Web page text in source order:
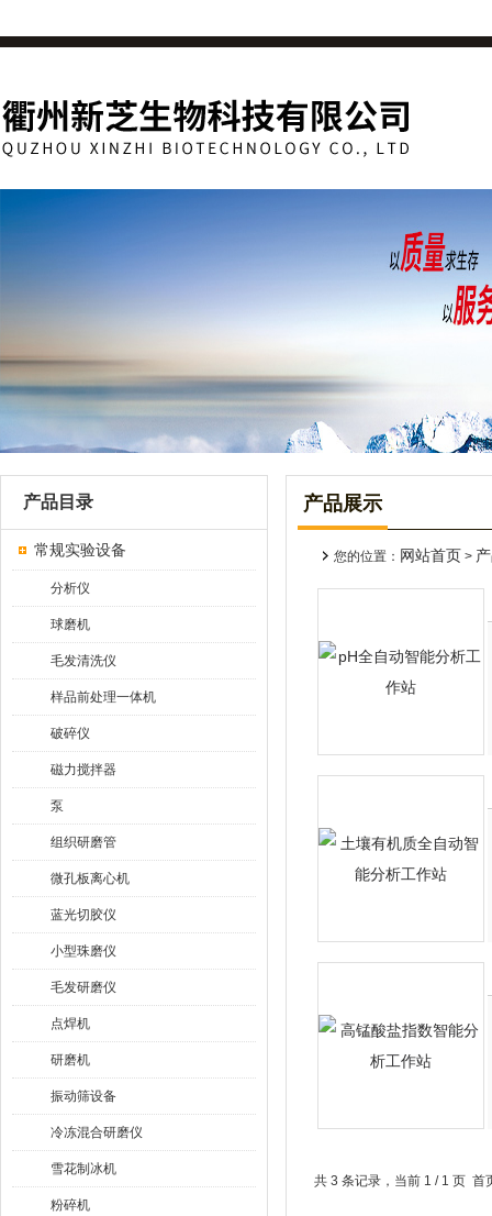
产品目录
常规实验设备
分析仪
球磨机
毛发清洗仪
样品前处理一体机
破碎仪
磁力搅拌器
泵
组织研磨管
微孔板离心机
蓝光切胶仪
小型珠磨仪
毛发研磨仪
点焊机
研磨机
振动筛设备
冷冻混合研磨仪
雪花制冰机
粉碎机
产品展示
您的位置： 网站首页 >
共 3 条记录，当前 1 / 1 页